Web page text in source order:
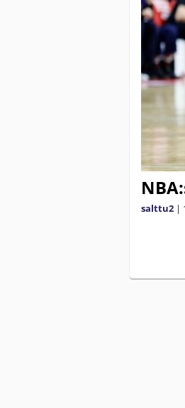
salttu2 |